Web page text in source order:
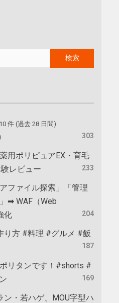
件 (過去 28 日間)
303
用ポリピュアEX・育毛
レビュー
233
ファイル探索」「管理
➡ WAF（Web
化
204
り方 #料理 #グルメ #飯
187
リタンです！#shorts #
169
ン・若ハゲ、MOU字型ハ